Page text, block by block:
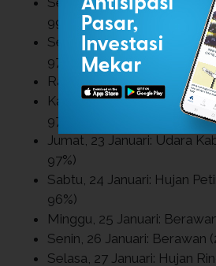
99%)
Selasa, 20 Januari: Hujan
97%)
Rabu, 21 Januari: Berawan
Kamis, 22 Januari: Hujan
97%)
Jumat, 23 Januari: Udara
97%)
Sabtu, 24 Januari: Hujan
96%)
Minggu, 25 Januari:
Senin, 26 Januari: Berawan
Selasa, 27 Januari: Hujan